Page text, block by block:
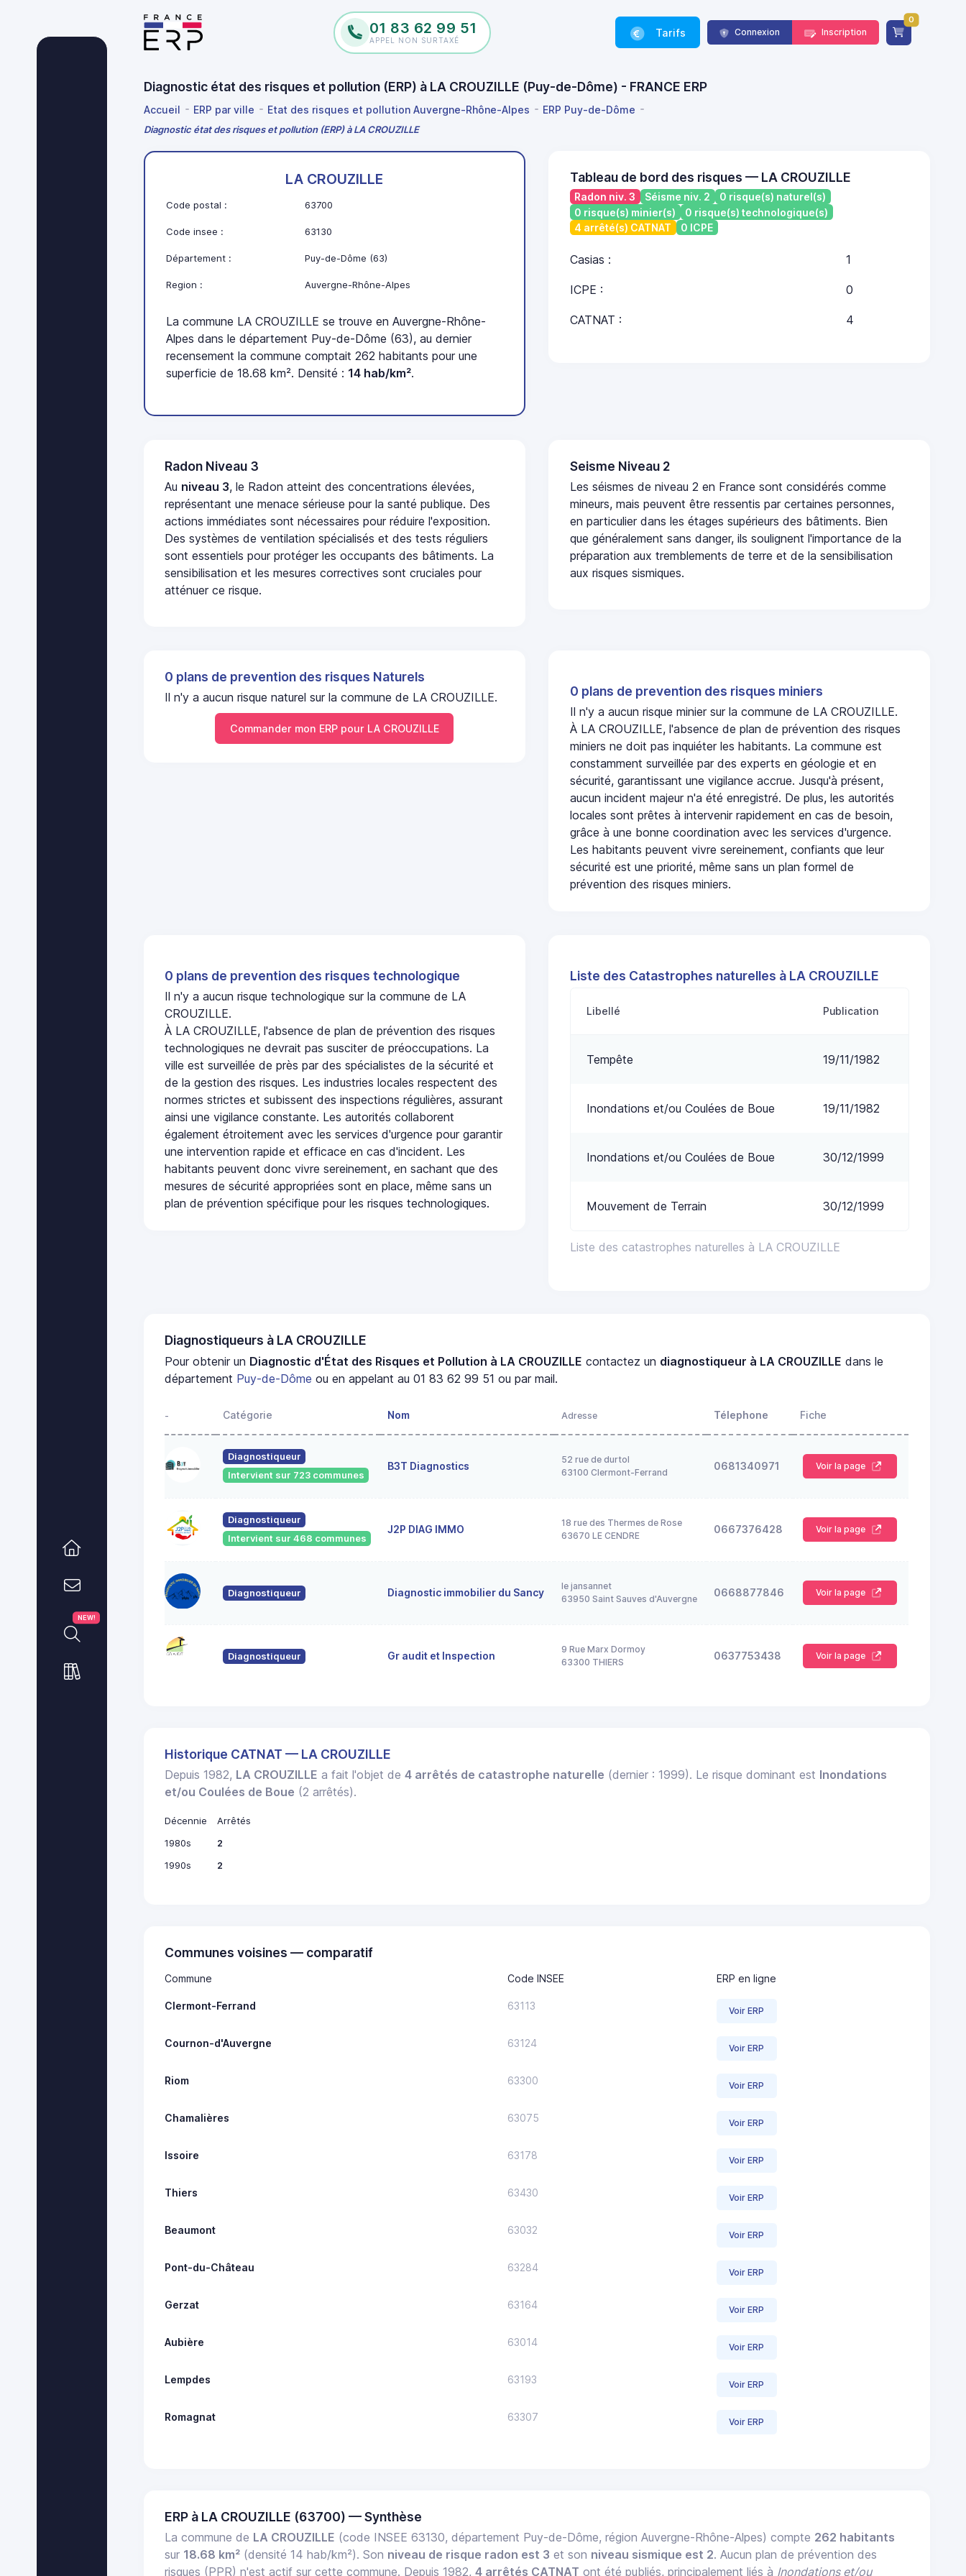
01 83 62 99 51
APPEL NON SURTAXÉ
Tarifs Connexion Inscription
0
Diagnostic état des risques et pollution (ERP) à LA CROUZILLE (Puy-de-Dôme) - FRANCE ERP
Accueil ERP par ville Etat des risques et pollution Auvergne-Rhône-Alpes ERP Puy-de-Dôme
Diagnostic état des risques et pollution (ERP) à LA CROUZILLE
NEW!
LA CROUZILLE
Code postal : 63700
Code insee : 63130
Département : Puy-de-Dôme (63)
Region : Auvergne-Rhône-Alpes
La commune LA CROUZILLE se trouve en Auvergne-Rhône-
Alpes dans le département Puy-de-Dôme (63), au dernier
recensement la commune comptait 262 habitants pour une
superficie de 18.68 km². Densité : 14 hab/km².
Tableau de bord des risques — LA CROUZILLE
Radon niv. 3 Séisme niv. 2
0 risque(s) naturel(s)
0 risque(s) minier(s)
0 risque(s) technologique(s)
4 arrêté(s) CATNAT
0 ICPE
Casias : 1
ICPE : 0
CATNAT : 4
Radon Niveau 3
Au niveau 3, le Radon atteint des concentrations élevées,
représentant une menace sérieuse pour la santé publique. Des
actions immédiates sont nécessaires pour réduire l'exposition.
Des systèmes de ventilation spécialisés et des tests réguliers
sont essentiels pour protéger les occupants des bâtiments. La
sensibilisation et les mesures correctives sont cruciales pour
atténuer ce risque.
Seisme Niveau 2
Les séismes de niveau 2 en France sont considérés comme
mineurs, mais peuvent être ressentis par certaines personnes,
en particulier dans les étages supérieurs des bâtiments. Bien
que généralement sans danger, ils soulignent l'importance de la
préparation aux tremblements de terre et de la sensibilisation
aux risques sismiques.
0 plans de prevention des risques Naturels
Il n'y a aucun risque naturel sur la commune de LA CROUZILLE.
Commander mon ERP pour LA CROUZILLE
0 plans de prevention des risques miniers
Il n'y a aucun risque minier sur la commune de LA CROUZILLE.
À LA CROUZILLE, l'absence de plan de prévention des risques
miniers ne doit pas inquiéter les habitants. La commune est
constamment surveillée par des experts en géologie et en
sécurité, garantissant une vigilance accrue. Jusqu'à présent,
aucun incident majeur n'a été enregistré. De plus, les autorités
locales sont prêtes à intervenir rapidement en cas de besoin,
grâce à une bonne coordination avec les services d'urgence.
Les habitants peuvent vivre sereinement, confiants que leur
sécurité est une priorité, même sans un plan formel de
prévention des risques miniers.
0 plans de prevention des risques technologique
Il n'y a aucun risque technologique sur la commune de LA
CROUZILLE.
À LA CROUZILLE, l'absence de plan de prévention des risques
technologiques ne devrait pas susciter de préoccupations. La
ville est surveillée de près par des spécialistes de la sécurité et
de la gestion des risques. Les industries locales respectent des
normes strictes et subissent des inspections régulières, assurant
ainsi une vigilance constante. Les autorités collaborent
également étroitement avec les services d'urgence pour garantir
une intervention rapide et efficace en cas d'incident. Les
habitants peuvent donc vivre sereinement, en sachant que des
mesures de sécurité appropriées sont en place, même sans un
plan de prévention spécifique pour les risques technologiques.
Liste des Catastrophes naturelles à LA CROUZILLE
Liste des catastrophes naturelles à LA CROUZILLE
Libellé Publication
Tempête 19/11/1982
Inondations et/ou Coulées de Boue 19/11/1982
Inondations et/ou Coulées de Boue 30/12/1999
Mouvement de Terrain 30/12/1999
Diagnostiqueurs à LA CROUZILLE
Pour obtenir un Diagnostic d'État des Risques et Pollution à LA CROUZILLE contactez un diagnostiqueur à LA CROUZILLE dans le
département Puy-de-Dôme ou en appelant au 01 83 62 99 51 ou par mail.
- Catégorie Nom Adresse Télephone Fiche
Diagnostiqueur
Intervient sur 723 communes
B3T Diagnostics
52 rue de durtol
63100 Clermont-Ferrand
0681340971 Voir la page
Diagnostiqueur
Intervient sur 468 communes
J2P DIAG IMMO
18 rue des Thermes de Rose
63670 LE CENDRE
0667376428 Voir la page
Diagnostiqueur Diagnostic immobilier du Sancy
le jansannet
63950 Saint Sauves d'Auvergne
0668877846 Voir la page
Diagnostiqueur Gr audit et Inspection
9 Rue Marx Dormoy
63300 THIERS
0637753438 Voir la page
Historique CATNAT — LA CROUZILLE
Depuis 1982, LA CROUZILLE a fait l'objet de4 arrêtés de catastrophe naturelle (dernier : 1999). Le risque dominant est Inondations
et/ou Coulées de Boue (2 arrêtés).
Décennie
Arrêtés
1980s
2
1990s
2
Communes voisines — comparatif
Commune Code INSEE ERP en ligne
Clermont-Ferrand 63113 Voir ERP
Cournon-d'Auvergne 63124 Voir ERP
Riom 63300 Voir ERP
Chamalières 63075 Voir ERP
Issoire 63178 Voir ERP
Thiers 63430 Voir ERP
Beaumont 63032 Voir ERP
Pont-du-Château 63284 Voir ERP
Gerzat 63164 Voir ERP
Aubière 63014 Voir ERP
Lempdes 63193 Voir ERP
Romagnat 63307 Voir ERP
ERP à LA CROUZILLE (63700) — Synthèse
La commune de LA CROUZILLE (code INSEE 63130, département Puy-de-Dôme, région Auvergne-Rhône-Alpes) compte 262 habitants
sur 18.68 km² (densité 14 hab/km²). Son niveau de risque radon est 3 et son niveau sismique est 2. Aucun plan de prévention des
risques (PPR) n'est actif sur cette commune. Depuis 1982,4 arrêtés CATNAT ont été publiés, principalement liés à Inondations et/ou